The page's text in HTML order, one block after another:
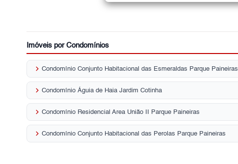
Imóveis por Condomínios
keyboard_arrow_right Condomínio Conjunto Habitacional das Esmeraldas Parque Paineiras
keyboard_arrow_right Condomínio Águia de Haia Jardim Cotinha
keyboard_arrow_right Condomínio Residencial Area União II Parque Paineiras
keyboard_arrow_right Condomínio Conjunto Habitacional das Perolas Parque Paineiras